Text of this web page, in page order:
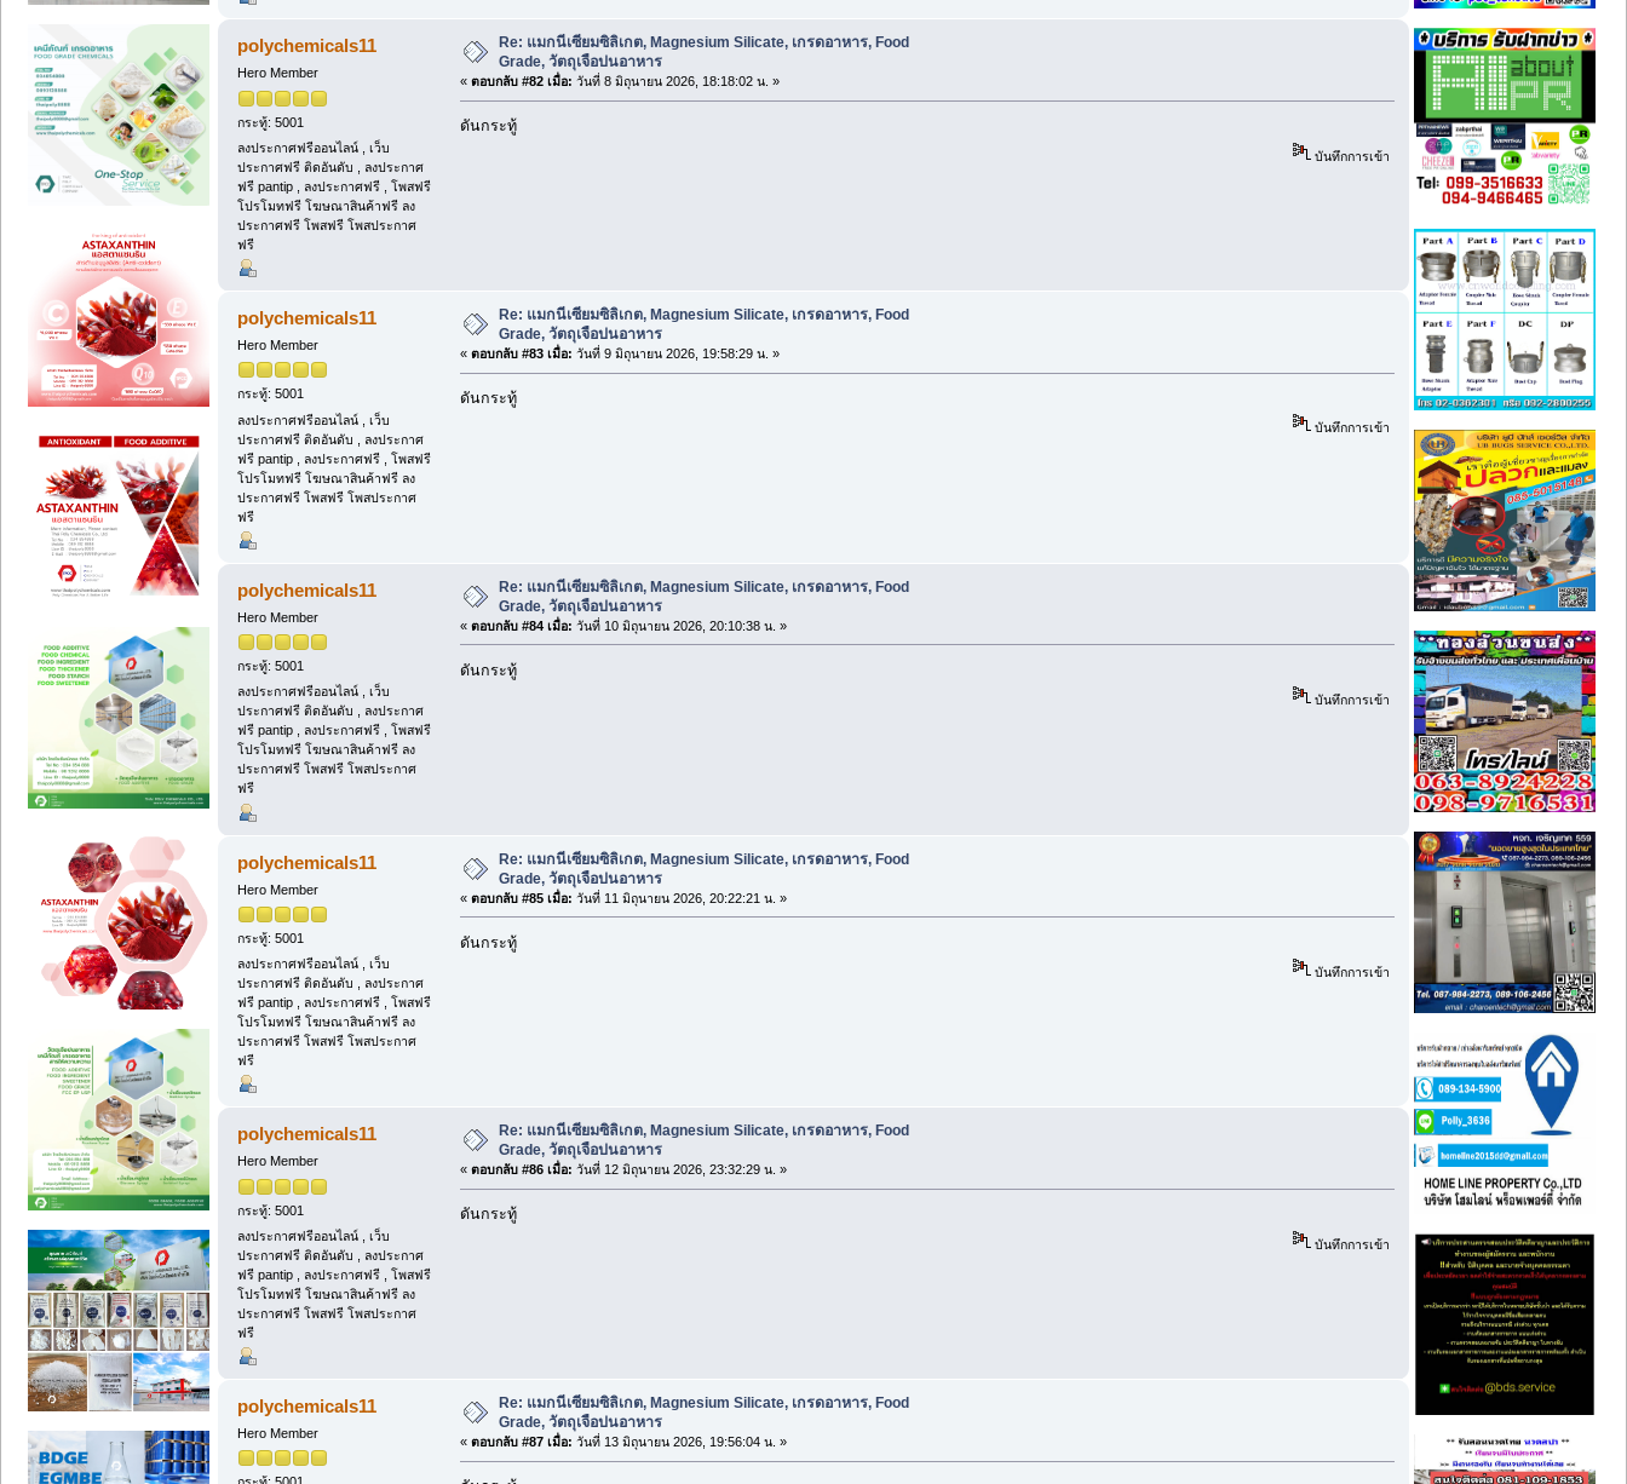
polychemicals11
Hero Member
กระทู้: 5001
ลงประกาศฟรีออนไลน์ , เว็บ
ประกาศฟรี ติดอันดับ , ลงประกาศ
ฟรี pantip , ลงประกาศฟรี , โพสฟรี
โปรโมทฟรี โฆษณาสินค้าฟรี ลง
ประกาศฟรี โพสฟรี โพสประกาศ
ฟรี
Re: แมกนีเซียมซิลิเกต, Magnesium Silicate, เกรดอาหาร, Food
Grade, วัตถุเจือปนอาหาร
« ตอบกลับ #82 เมื่อ: วันที่ 8 มิถุนายน 2026, 18:18:02 น. »
ดันกระทู้
บันทึกการเข้า
polychemicals11
Hero Member
กระทู้: 5001
ลงประกาศฟรีออนไลน์ , เว็บ
ประกาศฟรี ติดอันดับ , ลงประกาศ
ฟรี pantip , ลงประกาศฟรี , โพสฟรี
โปรโมทฟรี โฆษณาสินค้าฟรี ลง
ประกาศฟรี โพสฟรี โพสประกาศ
ฟรี
Re: แมกนีเซียมซิลิเกต, Magnesium Silicate, เกรดอาหาร, Food
Grade, วัตถุเจือปนอาหาร
« ตอบกลับ #83 เมื่อ: วันที่ 9 มิถุนายน 2026, 19:58:29 น. »
ดันกระทู้
บันทึกการเข้า
polychemicals11
Hero Member
กระทู้: 5001
ลงประกาศฟรีออนไลน์ , เว็บ
ประกาศฟรี ติดอันดับ , ลงประกาศ
ฟรี pantip , ลงประกาศฟรี , โพสฟรี
โปรโมทฟรี โฆษณาสินค้าฟรี ลง
ประกาศฟรี โพสฟรี โพสประกาศ
ฟรี
Re: แมกนีเซียมซิลิเกต, Magnesium Silicate, เกรดอาหาร, Food
Grade, วัตถุเจือปนอาหาร
« ตอบกลับ #84 เมื่อ: วันที่ 10 มิถุนายน 2026, 20:10:38 น. »
ดันกระทู้
บันทึกการเข้า
polychemicals11
Hero Member
กระทู้: 5001
ลงประกาศฟรีออนไลน์ , เว็บ
ประกาศฟรี ติดอันดับ , ลงประกาศ
ฟรี pantip , ลงประกาศฟรี , โพสฟรี
โปรโมทฟรี โฆษณาสินค้าฟรี ลง
ประกาศฟรี โพสฟรี โพสประกาศ
ฟรี
Re: แมกนีเซียมซิลิเกต, Magnesium Silicate, เกรดอาหาร, Food
Grade, วัตถุเจือปนอาหาร
« ตอบกลับ #85 เมื่อ: วันที่ 11 มิถุนายน 2026, 20:22:21 น. »
ดันกระทู้
บันทึกการเข้า
polychemicals11
Hero Member
กระทู้: 5001
ลงประกาศฟรีออนไลน์ , เว็บ
ประกาศฟรี ติดอันดับ , ลงประกาศ
ฟรี pantip , ลงประกาศฟรี , โพสฟรี
โปรโมทฟรี โฆษณาสินค้าฟรี ลง
ประกาศฟรี โพสฟรี โพสประกาศ
ฟรี
Re: แมกนีเซียมซิลิเกต, Magnesium Silicate, เกรดอาหาร, Food
Grade, วัตถุเจือปนอาหาร
« ตอบกลับ #86 เมื่อ: วันที่ 12 มิถุนายน 2026, 23:32:29 น. »
ดันกระทู้
บันทึกการเข้า
polychemicals11
Hero Member
Re: แมกนีเซียมซิลิเกต, Magnesium Silicate, เกรดอาหาร, Food
Grade, วัตถุเจือปนอาหาร
« ตอบกลับ #87 เมื่อ: วันที่ 13 มิถุนายน 2026, 19:56:04 น. »